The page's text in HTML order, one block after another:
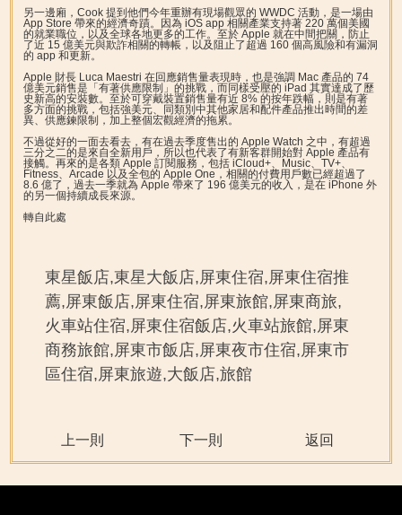
另一邊廂，Cook 提到他們今年重辦有現場觀眾的 WWDC 活動，是一場由
App Store 帶來的經濟奇蹟。因為 iOS app 相關產業支持著 220 萬個美國
的就業職位，以及全球各地更多的工作。至於 Apple 就在中間把關，防止
了近 15 億美元與欺詐相關的轉帳，以及阻止了超過 160 個高風險和有漏洞
的 app 和更新。
Apple 財長 Luca Maestri 在回應銷售量表現時，也是強調 Mac 產品的 74
億美元銷售是「有著供應限制」的挑戰，而同樣受壓的 iPad 其實達成了歷
史新高的安裝數。至於可穿戴裝置銷售量有近 8% 的按年跌幅，則是有著
多方面的挑戰，包括強美元、同類別中其他家居和配件產品推出時間的差
異、供應鍊限制，加上整個宏觀經濟的拖累。
不過從好的一面去看去，有在過去季度售出的 Apple Watch 之中，有超過
三分之二的是來自全新用戶，所以也代表了有新客群開始對 Apple 產品有
接觸。再來的是各類 Apple 訂閱服務，包括 iCloud+、Music、TV+、
Fitness、Arcade 以及全包的 Apple One，相關的付費用戶數已經超過了
8.6 億了，過去一季就為 Apple 帶來了 196 億美元的收入，是在 iPhone 外
的另一個持續成長來源。
轉自此處
東星飯店,東星大飯店,屏東住宿,屏東住宿推
薦,屏東飯店,屏東住宿,屏東旅館,屏東商旅,
火車站住宿,屏東住宿飯店,火車站旅館,屏東
商務旅館,屏東市飯店,屏東夜市住宿,屏東市
區住宿,屏東旅遊,大飯店,旅館
上一則 下一則 返回